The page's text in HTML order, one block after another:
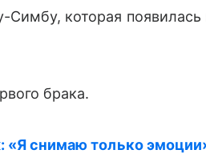
которая появилась
брака.
«Я снимаю только